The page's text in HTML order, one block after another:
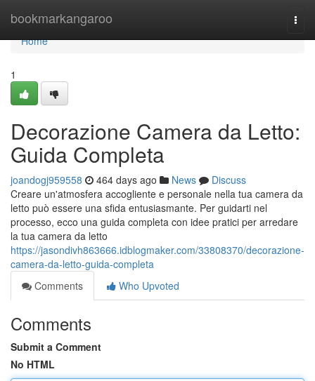
bookmarkangaroo
Home
Home
1
Decorazione Camera da Letto:
Guida Completa
joandogj959558 464 days ago News
Discuss
Creare un'atmosfera accogliente e personale nella tua camera da
letto può essere una sfida entusiasmante. Per guidarti nel
processo, ecco una guida completa con idee pratici per arredare
la tua camera da letto
https://jasondivh863666.idblogmaker.com/33808370/decorazione-
camera-da-letto-guida-completa
Comments
Who Upvoted
Comments
Submit a Comment
No HTML